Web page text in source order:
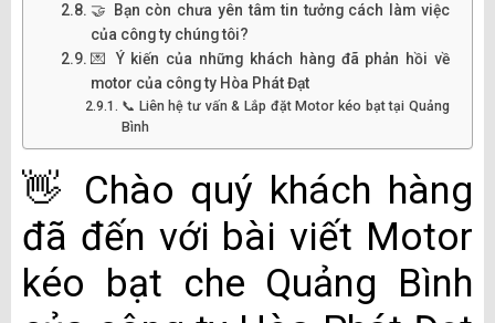
🤝 Bạn còn chưa yên tâm tin tưởng cách làm việc
của công ty chúng tôi?
💌 Ý kiến của những khách hàng đã phản hồi về
motor của công ty Hòa Phát Đạt
📞 Liên hệ tư vấn & Lắp đặt Motor kéo bạt tại Quảng
Bình
👋 Chào quý khách hàng
đã đến với bài viết Motor
kéo bạt che Quảng Bình